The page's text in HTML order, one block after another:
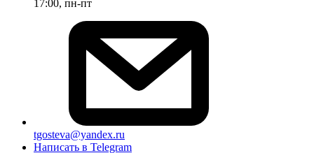
17:00, пн-пт
tgosteva@yandex.ru
Написать в Telegram